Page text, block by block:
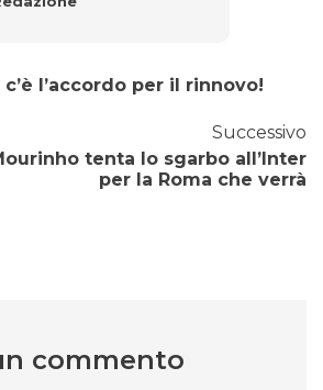
l’accordo per il rinnovo!
Successivo
tenta lo sgarbo all’Inter
per la Roma che verrà
commento